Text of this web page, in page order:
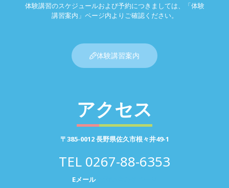
体験講習のスケジュールおよび予約につきましては、「体験
講習案内」ページ内よりご確認ください。
体験講習案内
アクセス
〒385-0012 長野県佐久市根々井49-1
TEL 0267-88-6353
Eメール